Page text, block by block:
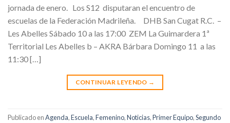
jornada de enero. Los S12 disputaran el encuentro de
escuelas de la Federación Madrileña. DHB San Cugat R.C. –
Les Abelles Sábado 10 a las 17:00 ZEM La Guimardera 1ª
Territorial Les Abelles b – AKRA Bárbara Domingo 11 a las
11:30 […]
CONTINUAR LEYENDO →
Publicado enAgenda,Escuela,Femenino,Noticias,Primer Equipo,Segundo